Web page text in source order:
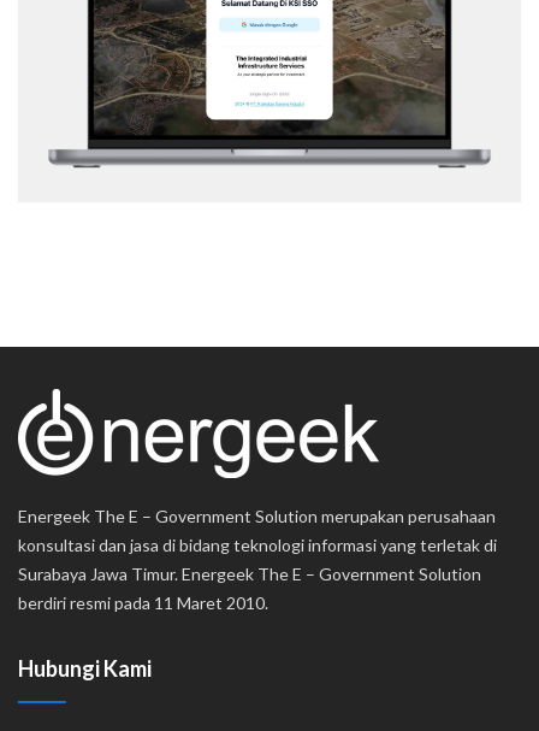
Web Application
Energeek The E – Government Solution merupakan perusahaan
konsultasi dan jasa di bidang teknologi informasi yang terletak di
Surabaya Jawa Timur. Energeek The E – Government Solution
berdiri resmi pada 11 Maret 2010.
Hubungi Kami